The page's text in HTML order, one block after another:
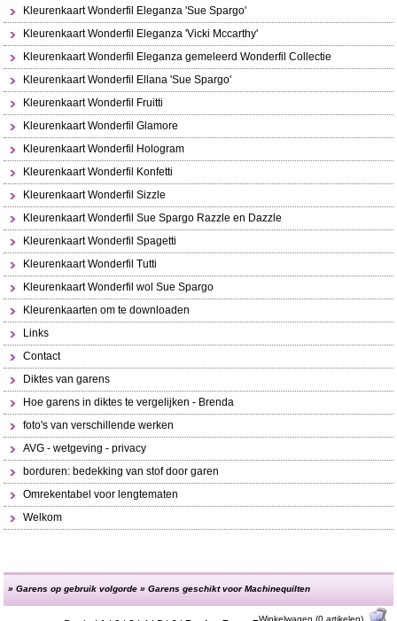
Kleurenkaart Wonderfil Eleganza 'Sue Spargo'
Kleurenkaart Wonderfil Eleganza 'Vicki Mccarthy'
Kleurenkaart Wonderfil Eleganza gemeleerd Wonderfil Collectie
Kleurenkaart Wonderfil Ellana 'Sue Spargo'
Kleurenkaart Wonderfil Fruitti
Kleurenkaart Wonderfil Glamore
Kleurenkaart Wonderfil Hologram
Kleurenkaart Wonderfil Konfetti
Kleurenkaart Wonderfil Sizzle
Kleurenkaart Wonderfil Sue Spargo Razzle en Dazzle
Kleurenkaart Wonderfil Spagetti
Kleurenkaart Wonderfil Tutti
Kleurenkaart Wonderfil wol Sue Spargo
Kleurenkaarten om te downloaden
Links
Contact
Diktes van garens
Hoe garens in diktes te vergelijken - Brenda
foto's van verschillende werken
AVG - wetgeving - privacy
borduren: bedekking van stof door garen
Omrekentabel voor lengtematen
Welkom
»Garens op gebruik volgorde »Garens geschikt voor Machinequilten
Winkelwagen (0 artikelen)